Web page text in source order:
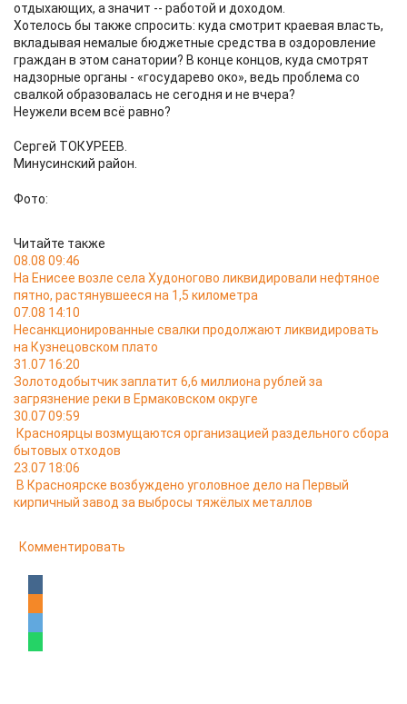
отдыхающих, а значит -- работой и доходом.
Хотелось бы также спросить: куда смотрит краевая власть,
вкладывая немалые бюджетные средства в оздоровление
граждан в этом санатории? В конце концов, куда смотрят
надзорные органы - «государево око», ведь проблема со
свалкой образовалась не сегодня и не вчера?
Неужели всем всё равно?
Сергей ТОКУРЕЕВ.
Минусинский район.
Фото:
Читайте также
08.08 09:46
На Енисее возле села Худоногово ликвидировали нефтяное
пятно, растянувшееся на 1,5 километра
07.08 14:10
Несанкционированные свалки продолжают ликвидировать
на Кузнецовском плато
31.07 16:20
Золотодобытчик заплатит 6,6 миллиона рублей за
загрязнение реки в Ермаковском округе
30.07 09:59
Красноярцы возмущаются организацией раздельного сбора
бытовых отходов
23.07 18:06
В Красноярске возбуждено уголовное дело на Первый
кирпичный завод за выбросы тяжёлых металлов
Комментировать